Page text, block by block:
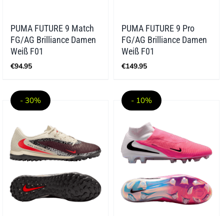
PUMA FUTURE 9 Match
FG/AG Brilliance Damen
Weiß F01
€94.95
PUMA FUTURE 9 Pro
FG/AG Brilliance Damen
Weiß F01
€149.95
- 30% - 10%